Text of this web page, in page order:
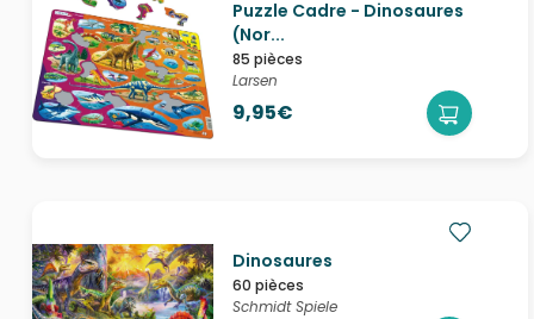
Puzzle Cadre - Dinosaures
(Nor...
85 pièces
Larsen
9,95€
Dinosaures
60 pièces
Schmidt Spiele